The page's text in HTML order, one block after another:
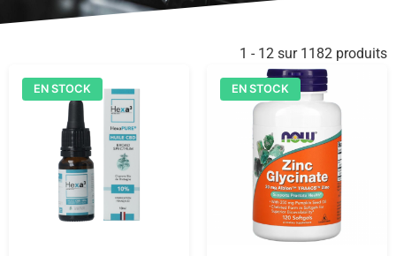
1 - 12 sur 1182 produits
EN STOCK EN STOCK